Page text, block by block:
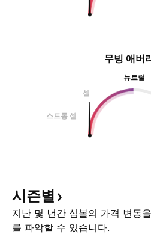
무빙 애버
뉴트럴
셀
스트롱 셀
시즌별
지난 몇 년간 심볼의 가격 변동
를 파악할 수 있습니다.